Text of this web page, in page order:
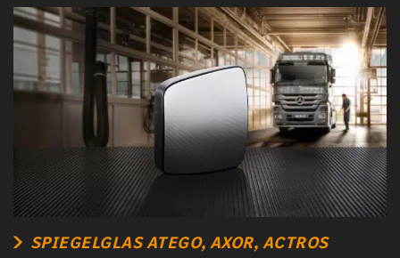
SPIEGELGLAS ATEGO, AXOR, ACTROS